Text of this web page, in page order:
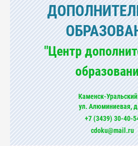
"Центр
Каменск-
ул. Алюминиевая,
+7 (3439) 30-40-
cdoku@mail.ru